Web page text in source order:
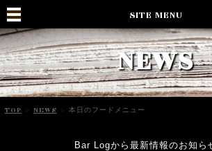
SITE MENU
NEWS
TOP > NEWS > 本日のフードメニュー
Bar Logから最新情報のお知ら